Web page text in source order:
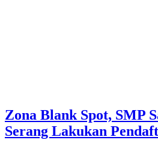
Zona Blank Spot, SMP
Serang Lakukan